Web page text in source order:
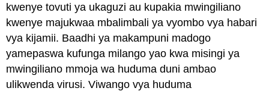
kwenye tovuti ya ukaguzi au kupakia mwingiliano
kwenye majukwaa mbalimbali ya vyombo vya habari
vya kijamii. Baadhi ya makampuni madogo
yamepaswa kufunga milango yao kwa misingi ya
mwingiliano mmoja wa huduma duni ambao
ulikwenda virusi. Viwango vya huduma